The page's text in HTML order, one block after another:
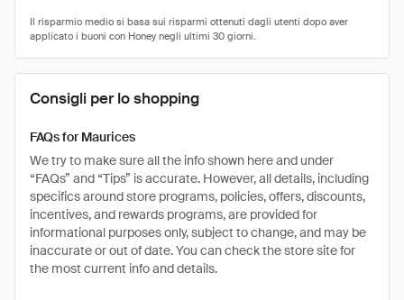
Consigli per lo shopping
FAQs for Maurices
We try to make sure all the info shown here and under
“FAQs” and “Tips” is accurate. However, all details, including
specifics around store programs, policies, offers, discounts,
incentives, and rewards programs, are provided for
informational purposes only, subject to change, and may be
inaccurate or out of date. You can check the store site for
the most current info and details.